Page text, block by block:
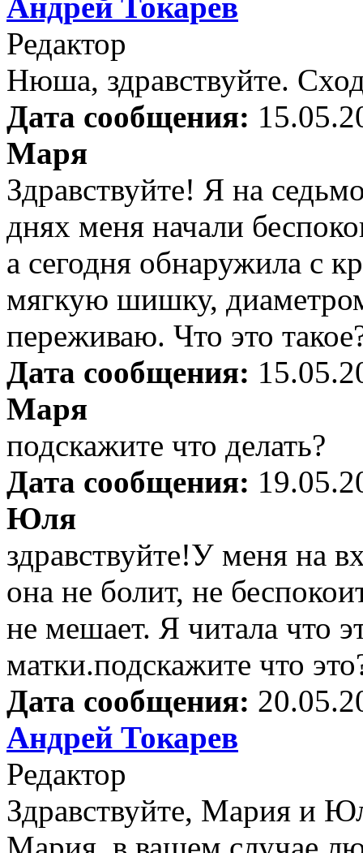
Андрей Токарев
Редактор
Нюша, здравствуйте.
Дата сообщения:
Маря
Здравствуйте! Я на
днях меня начали
а сегодня обнаружила с
мягкую шишку,
переживаю. Что это
Дата сообщения:
Маря
подскажите что делать?
Дата сообщения:
Юля
здравствуйте!У меня на
она не болит, не
не мешает. Я читала что
матки.подскажите что
Дата сообщения:
Андрей Токарев
Редактор
Здравствуйте, Мария и